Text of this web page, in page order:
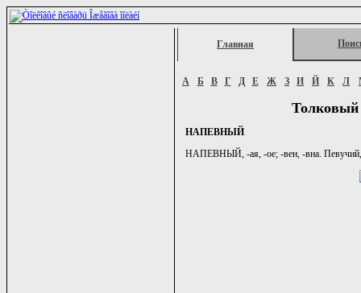
Главная
А Б В Г Д Е Ж З И Й К Л
Толковый
НАПЕВНЫЙ
НАПЕВНЫЙ, -ая, -ое; -вен, -вна. Певучий,